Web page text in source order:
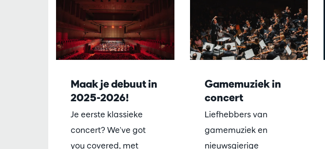
Maak je debuut in
2025-2026!
Je eerste klassieke
concert? We've got
you covered, met
Gamemuziek in
concert
Liefhebbers van
gamemuziek en
nieuwsgierige